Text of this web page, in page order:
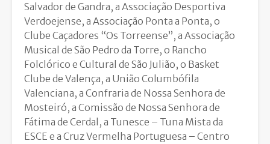
Salvador de Gandra, a Associação Desportiva
Verdoejense, a Associação Ponta a Ponta, o
Clube Caçadores “Os Torreense”, a Associação
Musical de São Pedro da Torre, o Rancho
Folclórico e Cultural de São Julião, o Basket
Clube de Valença, a União Columbófila
Valenciana, a Confraria de Nossa Senhora de
Mosteiró, a Comissão de Nossa Senhora de
Fátima de Cerdal, a Tunesce – Tuna Mista da
ESCE e a Cruz Vermelha Portuguesa – Centro